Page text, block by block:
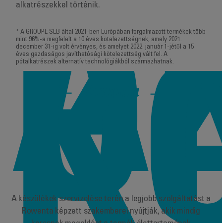
alkatrészekkel történik.
* A GROUPE SEB által 2021-ben Európában forgalmazott termékek több
mint 96%-a megfelelt a 10 éves kötelezettségnek, amely 2021.
december 31-ig volt érvényes, és amelyet 2022. január 1-jétől a 15
éves gazdaságos javíthatósági kötelezettség vált fel. A
pótalkatrészek alternatív technológiákból származhatnak.
Rowenta
A készülékek szervizelése terén a legjobb szolgáltatást a
Rowenta képzett szakemberei nyújtják, akik mindig